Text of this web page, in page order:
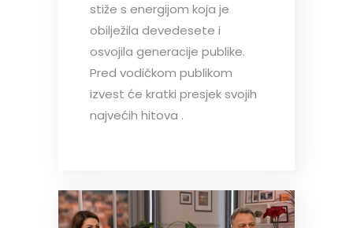
stiže s energijom koja je
obilježila devedesete i
osvojila generacije publike.
Pred vodičkom publikom
izvest će kratki presjek svojih
najvećih hitova .